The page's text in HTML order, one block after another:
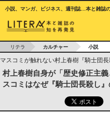
小説、マンガ、ビジネス、週刊誌…本と雑誌
リテラ カルチャー 小説
マスコミが触れない村上春樹『騎士団長
村上春樹自身が「歴史修正主
スコミはなぜ『騎士団長殺し